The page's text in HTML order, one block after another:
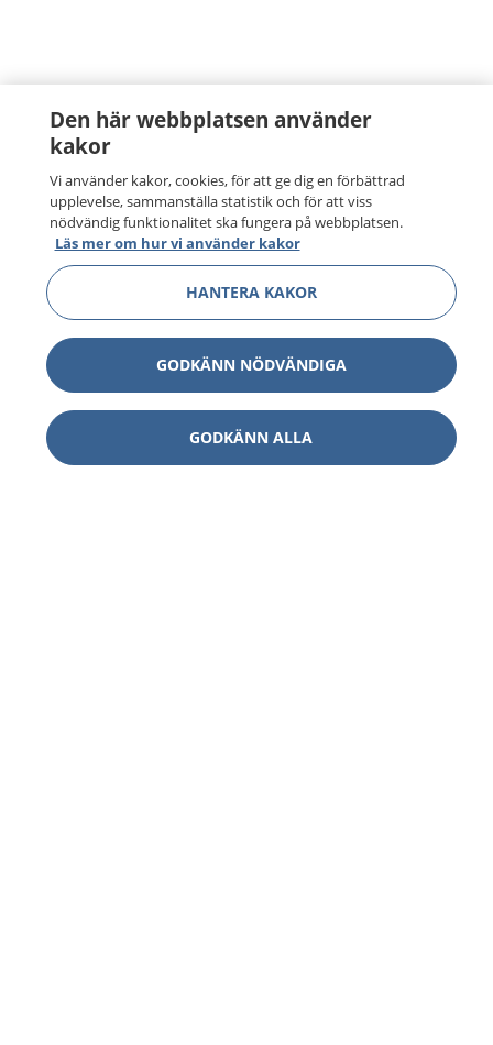
Den här webbplatsen använder
kakor
Vi använder kakor, cookies, för att ge dig en förbättrad
upplevelse, sammanställa statistik och för att viss
nödvändig funktionalitet ska fungera på webbplatsen.
Läs mer om hur vi använder kakor
HANTERA KAKOR
GODKÄNN NÖDVÄNDIGA
GODKÄNN ALLA